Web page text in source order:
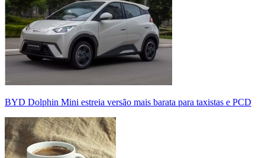
BYD Dolphin Mini estreia versão mais barata para taxistas e PCD